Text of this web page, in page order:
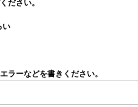
ださい。
い
ラーなどを書きください。